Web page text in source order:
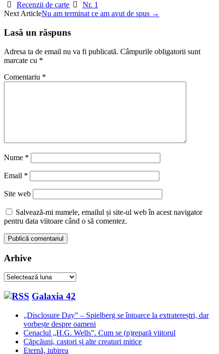
Recenzii de carte
Nr. 1
Post
navigation
Next ArticleNu am terminat ce am avut de spus →
Lasă un răspuns
Adresa ta de email nu va fi publicată. Câmpurile obligatorii sunt
marcate cu *
Comentariu *
Nume *
Email *
Site web
Salvează-mi numele, emailul și site-ul web în acest navigator
pentru data viitoare când o să comentez.
Arhive
Arhive
Galaxia 42
„Disclosure Day” – Spielberg se întoarce la extratereștri, dar
vorbește despre oameni
Cenaclul „H.G. Wells”. Cum se (p)repară viitorul
Căpcăuni, castori și alte creaturi mitice
Eternă, iubirea